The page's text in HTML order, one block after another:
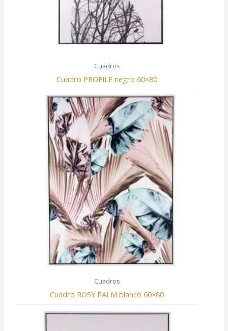
Cuadros
Cuadro PROFILE negro 60×80
Cuadros
Cuadro ROSY PALM blanco 60×80